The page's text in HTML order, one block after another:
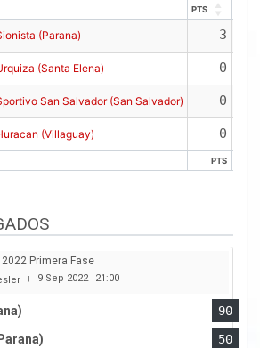
PTS
PTS
(Parana) 3
(Santa Elena) 0
San Salvador (San Salvador) 0
(Villaguay) 0
PTS
2022 Primera Fase
| 9 Sep 2022 21:00
90
50